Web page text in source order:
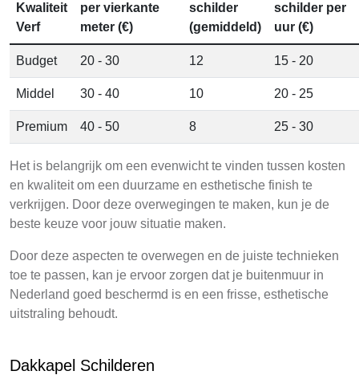
Kwaliteit
Verf
per vierkante
meter (€)
schilder
(gemiddeld)
schilder per
uur (€)
Budget 20 - 30 12 15 - 20
Middel 30 - 40 10 20 - 25
Premium 40 - 50 8 25 - 30
Het is belangrijk om een evenwicht te vinden tussen kosten
en kwaliteit om een duurzame en esthetische finish te
verkrijgen. Door deze overwegingen te maken, kun je de
beste keuze voor jouw situatie maken.
Door deze aspecten te overwegen en de juiste technieken
toe te passen, kan je ervoor zorgen dat je buitenmuur in
Nederland goed beschermd is en een frisse, esthetische
uitstraling behoudt.
Dakkapel Schilderen